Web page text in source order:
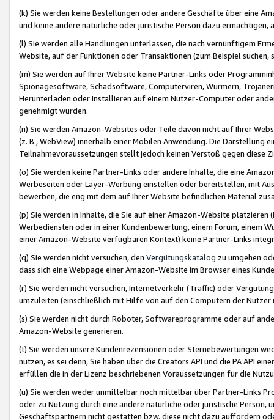
(k) Sie werden keine Bestellungen oder andere Geschäfte über eine
und keine andere natürliche oder juristische Person dazu
(l) Sie werden alle Handlungen unterlassen, die nach vernünftigem
Website, auf der Funktionen oder Transaktionen (zum Beispiel
(m) Sie werden auf Ihrer Website keine Partner-Links oder
Spionagesoftware, Schadsoftware, Computerviren, Würmern,
Herunterladen oder Installieren auf einem Nutzer-Computer oder
genehmigt wurden.
(n) Sie werden Amazon-Websites oder Teile davon nicht auf Ihrer
(z. B., WebView) innerhalb einer Mobilen Anwendung. Die Darstellung
Teilnahmevoraussetzungen stellt jedoch keinen Verstoß gegen diese
(o) Sie werden keine Partner-Links oder andere Inhalte, die eine
Werbeseiten oder Layer-Werbung einstellen oder bereitstellen, mit
bewerben, die eng mit dem auf Ihrer Website befindlichen Material
(p) Sie werden in Inhalte, die Sie auf einer Amazon-Website
Werbediensten oder in einer Kundenbewertung, einem Forum, einem
einer Amazon-Website verfügbaren Kontext) keine Partner-Links
(q) Sie werden nicht versuchen, den Vergütungskatalog zu umgehen
dass sich eine Webpage einer Amazon-Website im Browser eines
(r) Sie werden nicht versuchen, Internetverkehr (Traffic) oder
umzuleiten (einschließlich mit Hilfe von auf den Computern der
(s) Sie werden nicht durch Roboter, Softwareprogramme oder auf
Amazon-Website generieren.
(t) Sie werden unsere Kundenrezensionen oder Sternebewertungen
nutzen, es sei denn, Sie haben über die Creators API und die PA API
erfüllen die in der Lizenz beschriebenen Voraussetzungen für die
(u) Sie werden weder unmittelbar noch mittelbar über Partner-Links
oder zu Nutzung durch eine andere natürliche oder juristische
Geschäftspartnern nicht gestatten bzw. diese nicht dazu auffordern